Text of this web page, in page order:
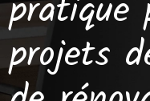
pratique
projets